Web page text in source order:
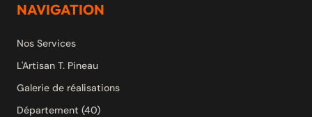
NAVIGATION
Nos Services
L'Artisan T. Pineau
Galerie de réalisations
Département (40)